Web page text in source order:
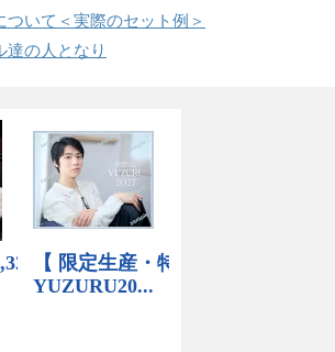
ついて＜実際のセット例＞
達の人となり